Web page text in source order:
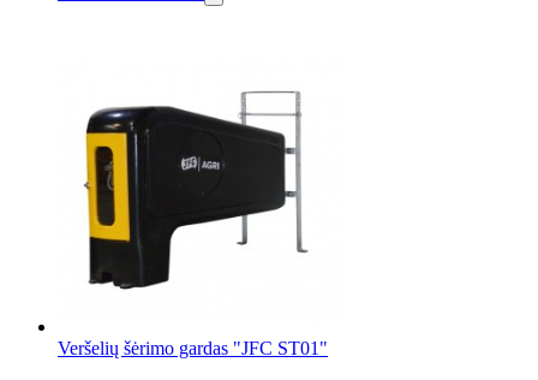
Veršelių šėrimo gardas "JFC ST01"